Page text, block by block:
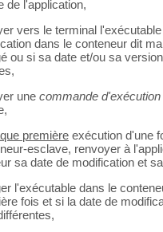
de l'application,
vers le terminal
dans le conteneur dit
ou si sa date et/ou sa
une commande d'exécution
première exécution d'une
esclave, renvoyer à
sa date de modification et
l'exécutable dans le
fois et si la date de